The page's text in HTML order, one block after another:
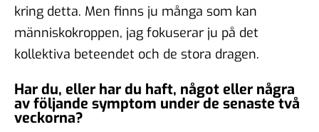
kring detta. Men finns ju många som kan
människokroppen, jag fokuserar ju på det
kollektiva beteendet och de stora dragen.
Har du, eller har du haft, något eller några
av följande symptom under de senaste två
veckorna?